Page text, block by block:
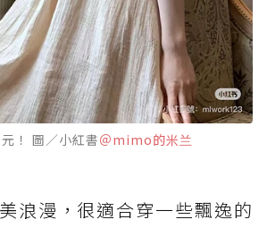
！ 圖／小紅書＠mimo的米兰
浪漫，很適合穿一些飄逸的